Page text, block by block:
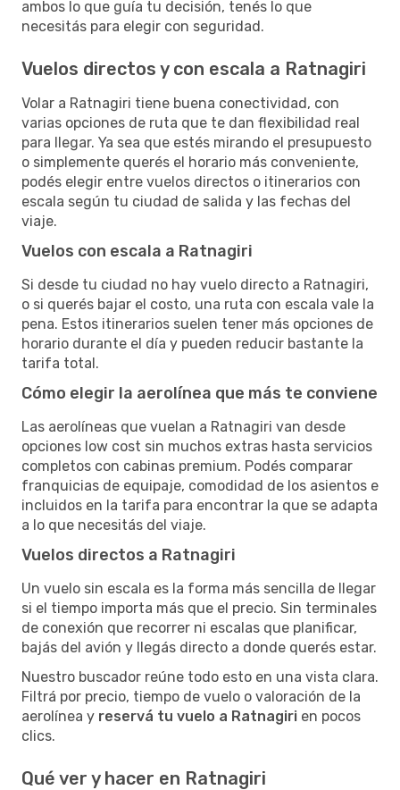
ambos lo que guía tu decisión, tenés lo que
necesitás para elegir con seguridad.
Vuelos directos y con escala a Ratnagiri
Volar a Ratnagiri tiene buena conectividad, con
varias opciones de ruta que te dan flexibilidad real
para llegar. Ya sea que estés mirando el presupuesto
o simplemente querés el horario más conveniente,
podés elegir entre vuelos directos o itinerarios con
escala según tu ciudad de salida y las fechas del
viaje.
Vuelos con escala a Ratnagiri
Si desde tu ciudad no hay vuelo directo a Ratnagiri,
o si querés bajar el costo, una ruta con escala vale la
pena. Estos itinerarios suelen tener más opciones de
horario durante el día y pueden reducir bastante la
tarifa total.
Cómo elegir la aerolínea que más te conviene
Las aerolíneas que vuelan a Ratnagiri van desde
opciones low cost sin muchos extras hasta servicios
completos con cabinas premium. Podés comparar
franquicias de equipaje, comodidad de los asientos e
incluidos en la tarifa para encontrar la que se adapta
a lo que necesitás del viaje.
Vuelos directos a Ratnagiri
Un vuelo sin escala es la forma más sencilla de llegar
si el tiempo importa más que el precio. Sin terminales
de conexión que recorrer ni escalas que planificar,
bajás del avión y llegás directo a donde querés estar.
Nuestro buscador reúne todo esto en una vista clara.
Filtrá por precio, tiempo de vuelo o valoración de la
aerolínea y reservá tu vuelo a Ratnagiri en pocos
clics.
Qué ver y hacer en Ratnagiri